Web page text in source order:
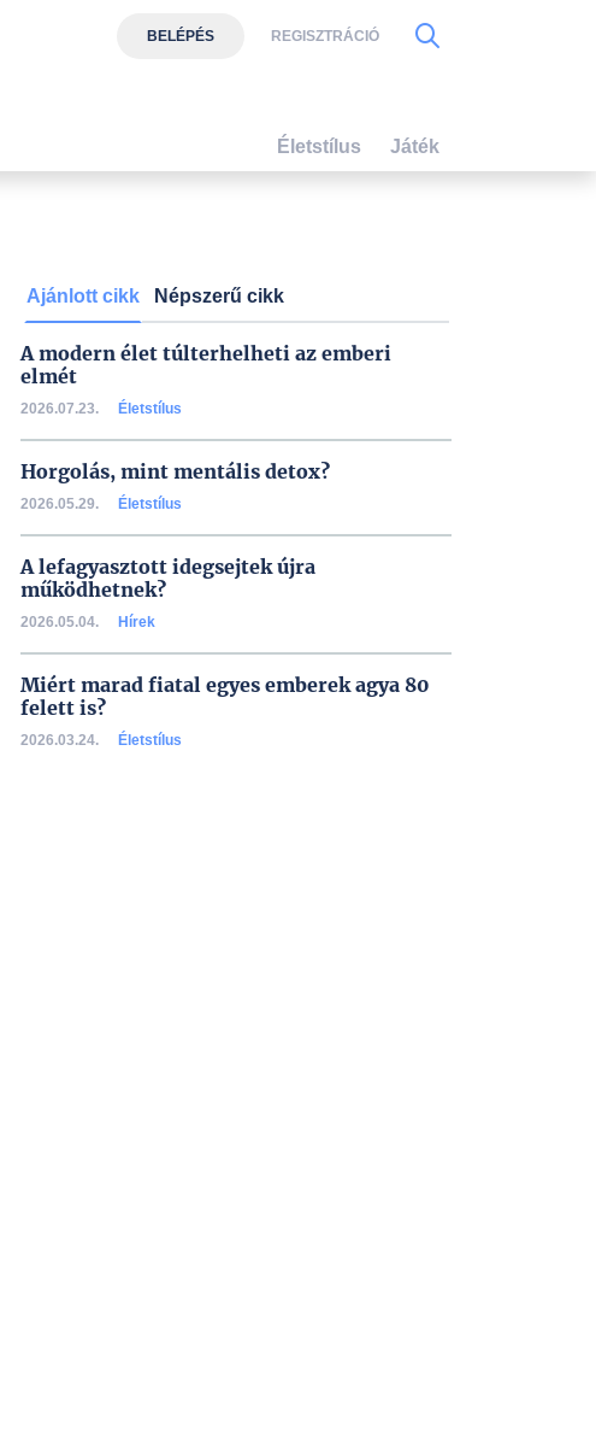
Ajánlott cikk Népszerű cikk
A modern élet túlterhelheti az emberi
elmét
2026.07.23. Életstílus
Horgolás, mint mentális detox?
2026.05.29. Életstílus
A lefagyasztott idegsejtek újra
működhetnek?
2026.05.04. Hírek
Miért marad fiatal egyes emberek agya 80
felett is?
2026.03.24. Életstílus
BELÉPÉS REGISZTRÁCIÓ
Életstílus Játék